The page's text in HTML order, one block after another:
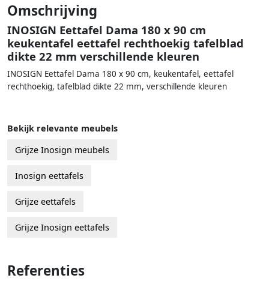
Omschrijving
INOSIGN Eettafel Dama 180 x 90 cm
keukentafel eettafel rechthoekig tafelblad
dikte 22 mm verschillende kleuren
INOSIGN Eettafel Dama 180 x 90 cm, keukentafel, eettafel
rechthoekig, tafelblad dikte 22 mm, verschillende kleuren
Bekijk relevante meubels
Grijze Inosign meubels
Inosign eettafels
Grijze eettafels
Grijze Inosign eettafels
Referenties